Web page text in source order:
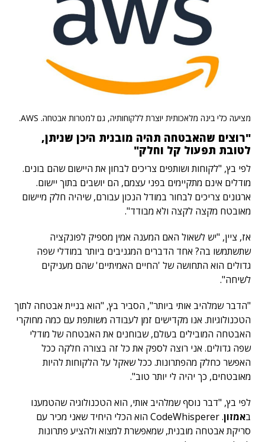
מציעה כלי בינה מלאכותית יוצרת ללקוחותיה, גם למטרות אבטחה. AWS.
"רוצים שהאבטחה תהיה מובנית היכן שניתן,
לטובת תפעול קל וחלק"
לפי בץ, "לקוחות ושותפים צריכים לבחון את היישום שהם בונים.
מודלים אינם מתקיימים בפני עצמם, הם יושבים בתוך יישום.
ארגונים צריכים לבחור במודל הנכון עבורם, שיהיה חלק מיישום
מאובטח מקצה לקצה ולא מבודד".
אז, ציין, "יש לשאול האם המענה אמין מספיק לפונקציה
שתשתמשו בה? אחד הדברים המגניבים ביותר במודלי שפה
גדולים הוא התחושה של 'החיים האמיתיים' שהם מעניקים
לשיחה".
"הדבר שמלהיב אותי ביותר", הסביר בץ, "הוא בניית אבטחה לתוך
הטכנולוגיות. אנו מקדישים זמן לעבודה משותפת עם כמה מחוקרי
האבטחה המובילים בעולם, שבוחנים את האבטחה של מודלי
שפה גדולים. אני רוצה לספק את כל זה בצורה חלקה ככל
האפשר כחלק מהפתרונות. ככל שאקל על הלקוחות להיות
מאובטחים, כך יהיה לי יותר טוב".
לפי בץ, "דבר נוסף שמלהיב אותי, הוא הטכנולוגיה שהטמענו
באמזון
. CodeWhisperer הוא הכלי היחיד שאני מכיר עם
סריקת אבטחה מובנית, שמאפשרת למצוא ולהציע פתרונות